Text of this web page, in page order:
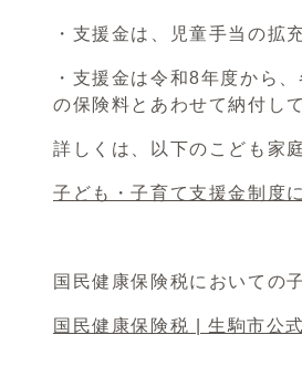
・支援金は、児童手当の拡
・支援金は令和8年度から
の保険料とあわせて納付し
詳しくは、以下のこども家
子ども・子育て支援金制度
国民健康保険税においての
国民健康保険税 | 生駒市公